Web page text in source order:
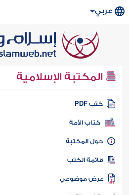
عربي
المكتبة الإسلامية
كتب PDF
كتاب الأمة
المكتبة
الكتب